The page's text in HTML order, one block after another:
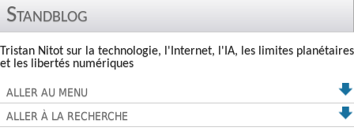
Standblog
Tristan Nitot sur la technologie, l'Internet, l'IA, les limites planétaires
et les libertés numériques
ALLER AU MENU
ALLER À LA RECHERCHE